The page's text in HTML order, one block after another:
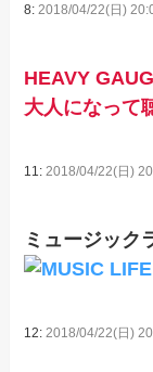
8:2018/04/22(日)
HEAVY
大人になって
11: 2018/04/22(日)
ミュージック
12: 2018/04/22(日)